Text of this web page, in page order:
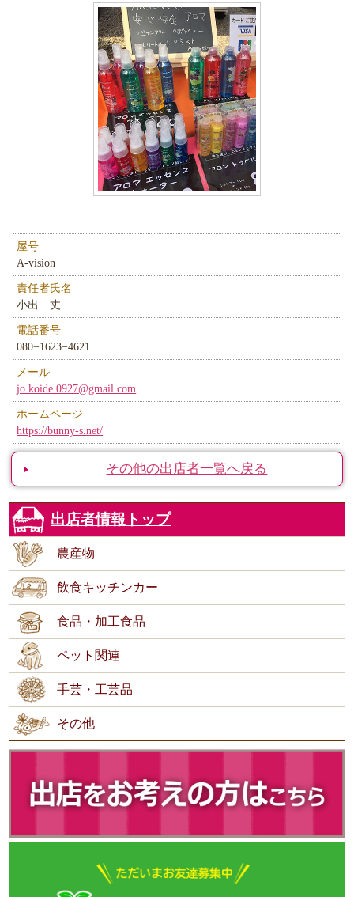
屋号
A-vision
責任者氏名
小出 丈
電話番号
080−1623−4621
メール
jo.koide.0927@gmail.com
ホームページ
https://bunny-s.net/
その他の出店者一覧へ戻る
出店者情報トップ
農産物
飲食キッチンカー
食品・加工食品
ペット関連
手芸・工芸品
その他